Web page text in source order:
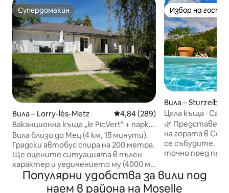
Супердомакин
Супердомакин
Вила – Lorry-lès-Metz Средна оценка: 4,84 от 5,
4,84 (289)
Ваканционна къща „le PicVert“ + парк
4000 м² близо до Мец
Вила близо до Мец (4 км, 15 минути).
Градски автобус спира на 200 метра.
Ще оцените ситуацията в пълен
характер и уединението му (4000 м ²
залесена земя). Перфектен за
двойки, семейства. В радиус от 15
Избор на
Избор на
Вила –
Цяла къща ·
и джакузи
🌿
на гората в
се събудите.
точно пред
басейн 💦. Le
4 ★ и 3 спални
Популярни удобства за вили под
наем в района на Moselle